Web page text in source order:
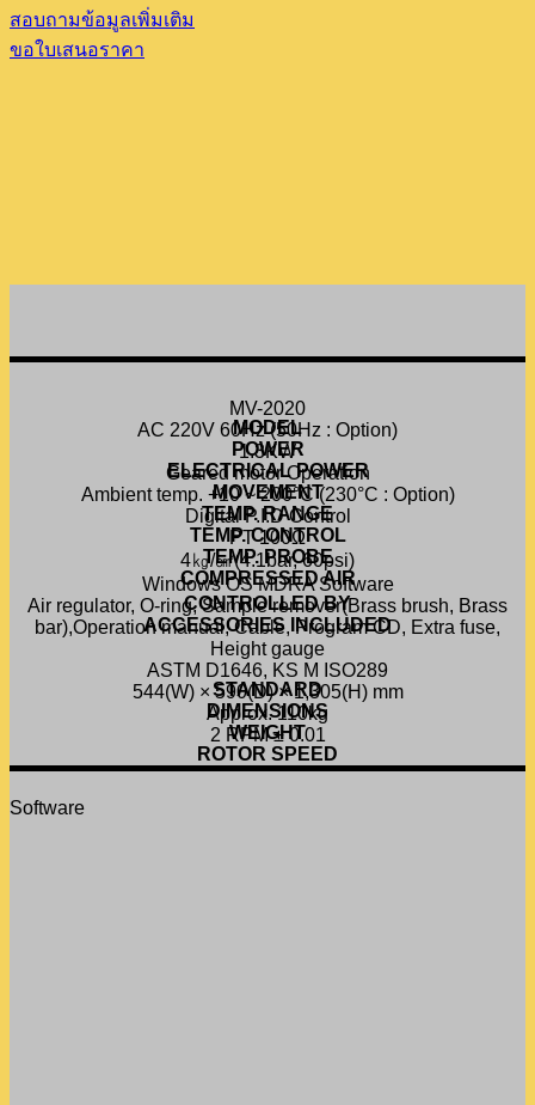
สอบถามข้อมูลเพิ่มเติม
ขอใบเสนอราคา
MODEL
MV-2020
POWER
AC 220V 60Hz (50Hz : Option)
ELECTRICAL POWER
1.3KW
MOVEMENT
Geared motor Operation
TEMP. RANGE
Ambient temp. +10 ~ 200°C (230°C : Option)
TEMP. CONTROL
Digital P.I.D Control
TEMP. PROBE
PT 100Ω
COMPRESSED AIR
4㎏/㎠(4.1bar, 60psi)
CONTROLLED BY
Windows OS MDRA Software
ACCESSORIES INCLUDED
Air regulator, O-ring, Sample remover(Brass brush, Brass
bar),Operation manual, Cable, Program CD, Extra fuse,
Height gauge
STANDARD
ASTM D1646, KS M ISO289
DIMENSIONS
544(W) × 590(D) × 1,305(H) mm
WEIGHT
Approx. 110kg
ROTOR SPEED
2 RPM ± 0.01
Software